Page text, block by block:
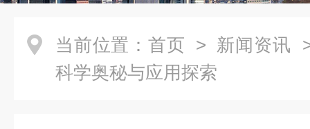
当前位置： 首页 > 新闻资讯
科学奥秘与应用探索